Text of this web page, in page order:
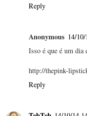
Reply
Anonymous 14/
Isso é que é um
http://thepink-
Reply